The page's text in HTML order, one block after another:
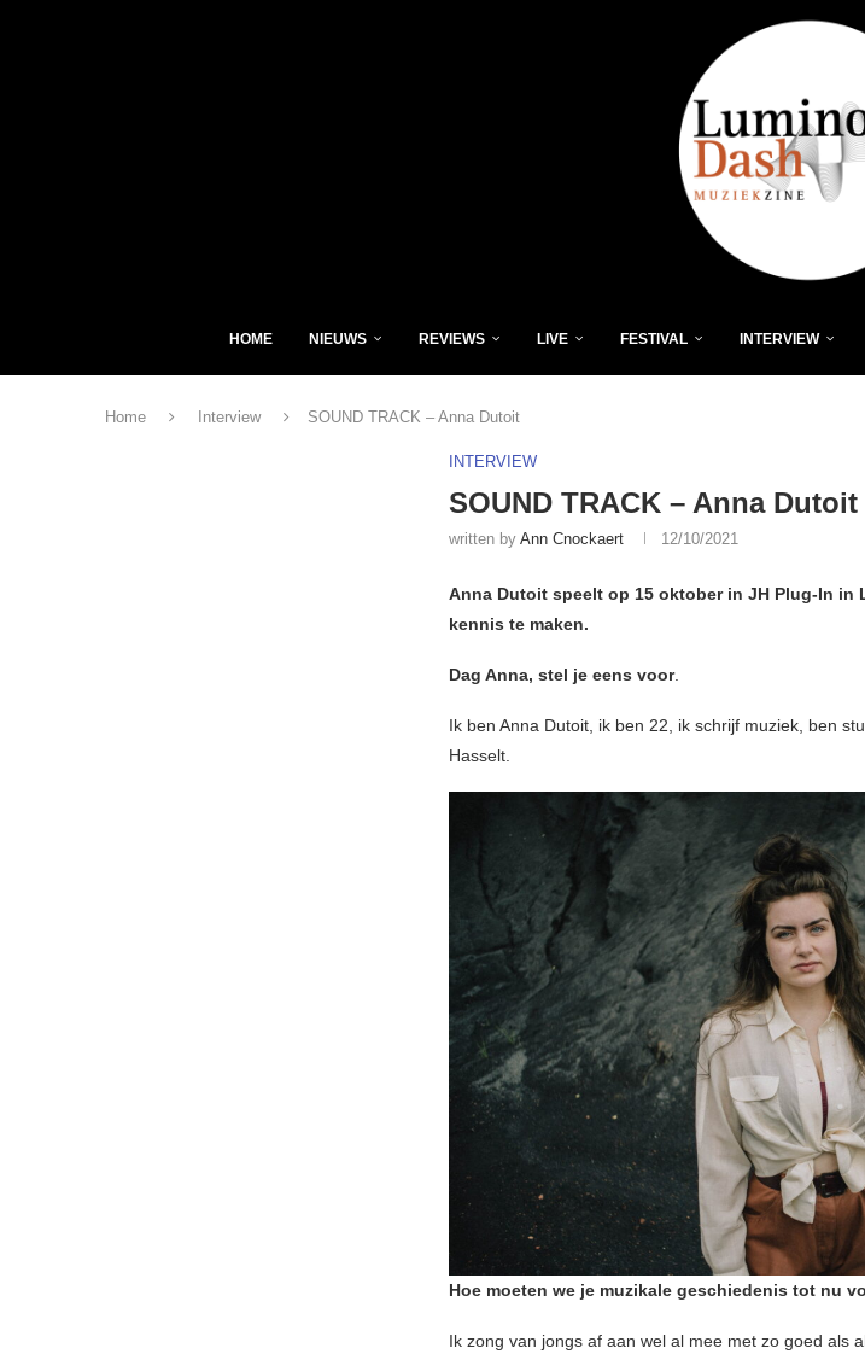
HOME NIEUWS REVIEWS LIVE FESTIVAL INTERVIEW
Home Interview SOUND TRACK – Anna Dutoit
INTERVIEW
SOUND TRACK – Anna Dutoit
written by Ann Cnockaert 12/10/2021
Anna Dutoit speelt op 15 oktober in JH Plug-In in
kennis te maken.
Dag Anna, stel je eens voor.
Ik ben Anna Dutoit, ik ben 22, ik schrijf muziek, ben
Hasselt.
Hoe moeten we je muzikale geschiedenis tot nu
Ik zong van jongs af aan wel al mee met zo goed als